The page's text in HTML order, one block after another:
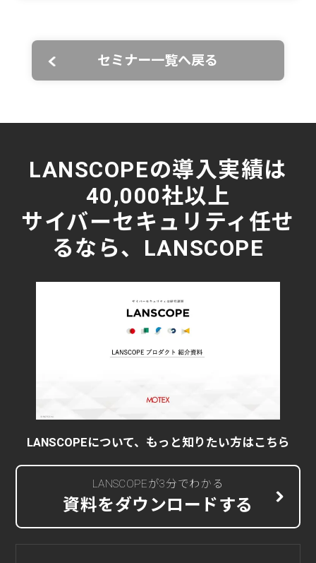
セミナー一覧へ戻る
LANSCOPEの導入実績は
40,000社以上
サイバーセキュリティ任せ
るなら、LANSCOPE
LANSCOPEについて、もっと知りたい方はこちら
LANSCOPEが3分でわかる
資料をダウンロードする